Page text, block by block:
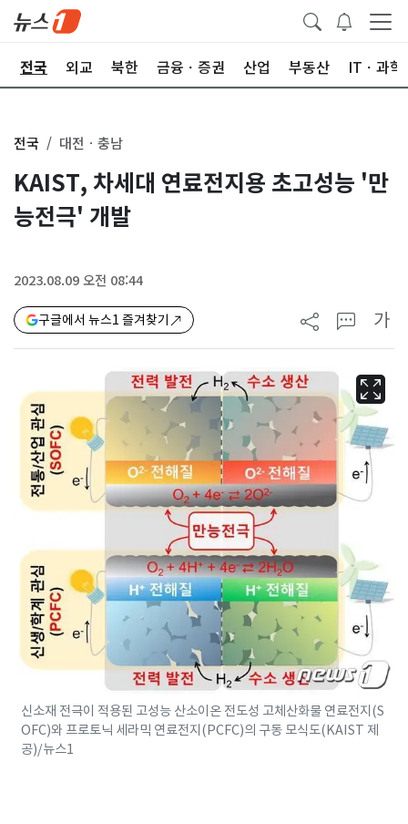
전국 외교 북한 금융ㆍ증권 산업 부동산 ITㆍ과학
전국 대전ㆍ충남
KAIST, 차세대 연료전지용 초고성능 '만
능전극' 개발
2023.08.09 오전 08:44
구글에서 뉴스1 즐겨찾기 가
신소재 전극이 적용된 고성능 산소이온 전도성 고체산화물 연료전지(S
OFC)와 프로토닉 세라믹 연료전지(PCFC)의 구동 모식도(KAIST 제
공)/뉴스1